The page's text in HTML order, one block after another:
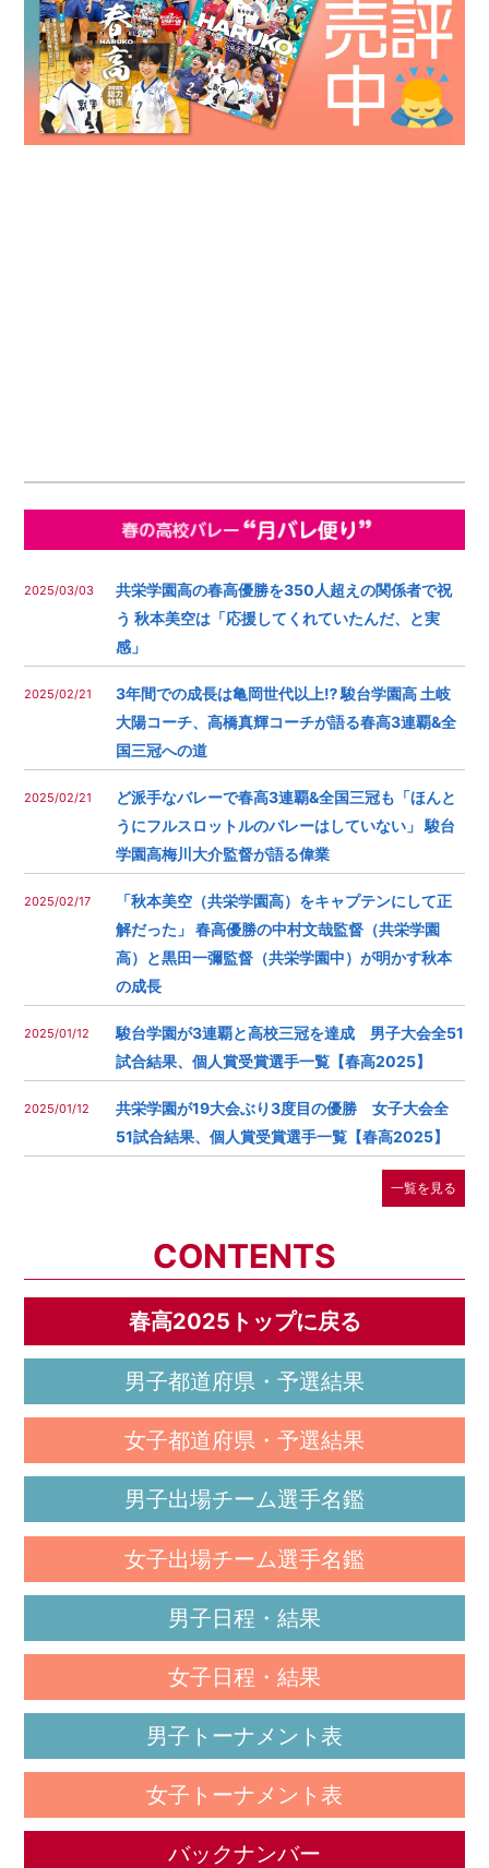
2025/03/03
共栄学園高の春高優勝を350人超えの関係者で祝
う 秋本美空は「応援してくれていたんだ、と実
感」
2025/02/21
3年間での成長は亀岡世代以上⁉︎ 駿台学園高 土岐
大陽コーチ、高橋真輝コーチが語る春高3連覇&全
国三冠への道
2025/02/21
ど派手なバレーで春高3連覇&全国三冠も︎「ほんと
うにフルスロットルのバレーはしていない」 駿台
学園高梅川大介監督が語る偉業
2025/02/17
「秋本美空（共栄学園高）をキャプテンにして正
解だった」 春高優勝の中村文哉監督（共栄学園
高）と黒田一彌監督（共栄学園中）が明かす秋本
の成長
2025/01/12
駿台学園が3連覇と高校三冠を達成 男子大会全51
試合結果、個人賞受賞選手一覧【春高2025】
2025/01/12
共栄学園が19大会ぶり3度目の優勝 女子大会全
51試合結果、個人賞受賞選手一覧【春高2025】
一覧を見る
CONTENTS
春高2025トップに戻る
男子都道府県・予選結果
女子都道府県・予選結果
男子出場チーム選手名鑑
女子出場チーム選手名鑑
男子日程・結果
女子日程・結果
男子トーナメント表
女子トーナメント表
バックナンバー